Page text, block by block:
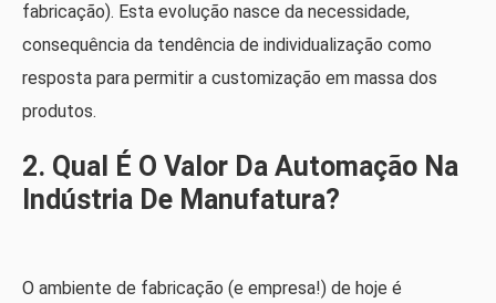
fabricação). Esta evolução nasce da necessidade,
consequência da tendência de individualização como
resposta para permitir a customização em massa dos
produtos.
2. Qual É O Valor Da Automação Na
Indústria De Manufatura?
O ambiente de fabricação (e empresa!) de hoje é